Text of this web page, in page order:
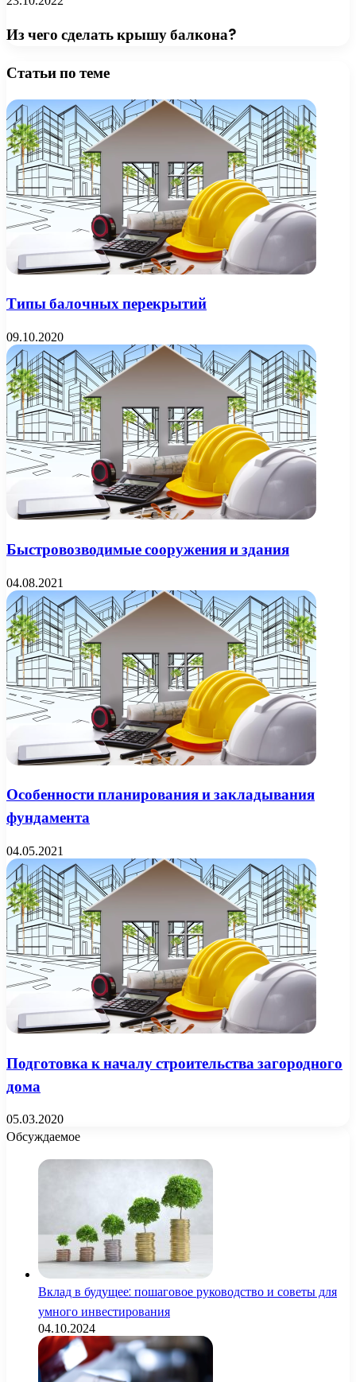
Из чего сделать крышу балкона?
Статьи по теме
Типы балочных перекрытий
09.10.2020
Быстровозводимые сооружения и здания
04.08.2021
Особенности планирования и закладывания
фундамента
04.05.2021
Подготовка к началу строительства загородного
дома
05.03.2020
Обсуждаемое
Вклад в будущее: пошаговое руководство и советы для
умного инвестирования
04.10.2024